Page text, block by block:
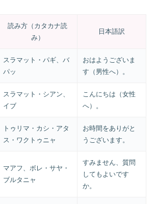
読み方（カタカナ読
み）
日本語訳
スラマット・パギ、バ
パッ
おはようございま
す（男性へ）。
スラマット・シアン、
イブ
こんにちは（女性
へ）。
トゥリマ・カシ・アタ
ス・ワクトゥニャ
お時間をありがと
うございます。
マアフ、ボレ・サヤ・
ブルタニャ
すみません、質問
してもよいです
か。